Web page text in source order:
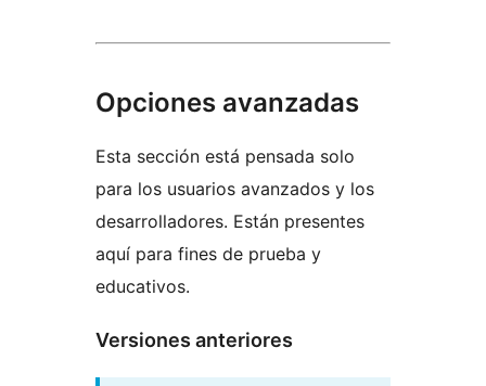
Opciones avanzadas
Esta sección está pensada solo
para los usuarios avanzados y los
desarrolladores. Están presentes
aquí para fines de prueba y
educativos.
Versiones anteriores